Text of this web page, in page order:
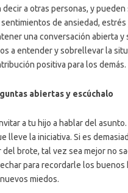
decir a otras personas, y
de ansiedad, estrés
una conversación abierta y
a entender y sobrellevar la
positiva para los demás.
abiertas y escúchalo
a tu hijo a hablar del
lleve la iniciativa. Si es
del brote, tal vez sea mejor no
para recordarle los buenos
miedos.